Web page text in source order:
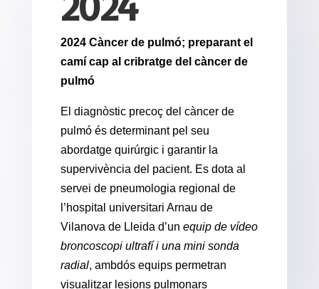
2024 Càncer de pulmó; preparant el
camí cap al cribratge del càncer de
pulmó
El diagnòstic precoç del càncer de
pulmó és determinant pel seu
abordatge quirúrgic i garantir la
supervivència del pacient. Es dota al
servei de pneumologia regional de
l’hospital universitari Arnau de
Vilanova de Lleida d’un equip de vídeo
broncoscopi ultrafí i una mini sonda
radial, ambdós equips permetran
visualitzar lesions pulmonars